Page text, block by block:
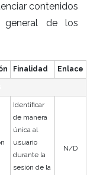
contenidos
de los
Finalidad Enlace
Identificar
de manera
única al
usuario
durante la
sesión de la
N/D